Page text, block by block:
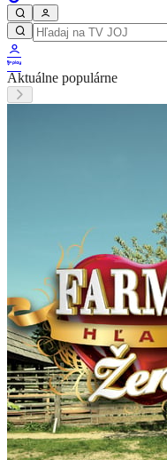
Aktuálne populárne